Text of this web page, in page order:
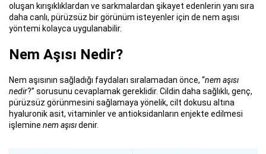
oluşan kırışıklıklardan ve sarkmalardan şikayet edenlerin yanı sıra
daha canlı, pürüzsüz bir görünüm isteyenler için de nem aşısı
yöntemi kolayca uygulanabilir.
Nem Aşısı Nedir?
Nem aşısının sağladığı faydaları sıralamadan önce, “nem aşısı
nedir?” sorusunu cevaplamak gereklidir. Cildin daha sağlıklı, genç,
pürüzsüz görünmesini sağlamaya yönelik, cilt dokusu altına
hyaluronik asit, vitaminler ve antioksidanların enjekte edilmesi
işlemine nem aşısıdenir.